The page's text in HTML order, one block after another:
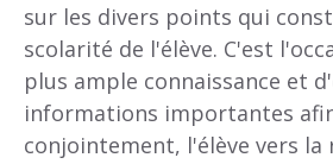
sur les divers points qui
scolarité de l'élève. C'est
plus ample connaissance et
informations importantes
conjointement, l'élève vers la